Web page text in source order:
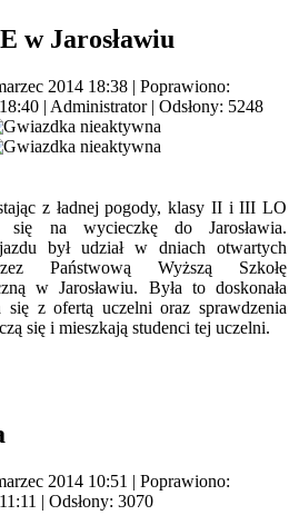
w Jarosławiu
2014 18:38 | Poprawiono:
| Administrator| Odsłony: 5248
z ładnej pogody, klasy II i III LO
się na wycieczkę do Jarosławia.
był udział w dniach otwartych
Państwową Wyższą Szkołę
w Jarosławiu. Była to doskonała
się z ofertą uczelni oraz sprawdzenia
się i mieszkają studenci tej uczelni.
2014 10:51 | Poprawiono:
| Odsłony: 3070